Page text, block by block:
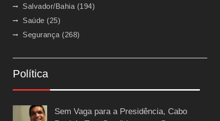
Salvador/Bahia (194)
Saúde (25)
Segurança (268)
Política
Sem Vaga para a Presidência, Cabo